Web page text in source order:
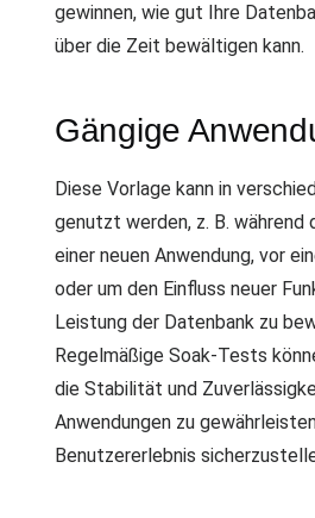
gewinnen, wie gut Ihre
über die Zeit bewältigen kann.
Gängige
Diese Vorlage kann in
genutzt werden, z. B. während
einer neuen Anwendung, vor
oder um den Einfluss neuer
Leistung der Datenbank zu
Regelmäßige Soak-Tests
die Stabilität und
Anwendungen zu
Benutzererlebnis